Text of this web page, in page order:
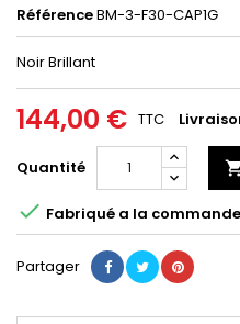
RéférenceBM-3-F30-CAP1G
Noir Brillant
144,00 € TTC
Quantité
 Fabriqué a la commande
Partager